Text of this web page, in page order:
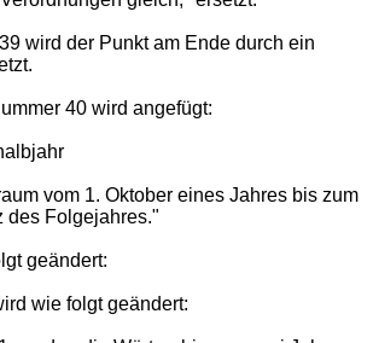
wird der Punkt am Ende durch ein
40 wird angefügt:
vom 1. Oktober eines Jahres bis zum
des Folgejahres."
geändert:
wie folgt geändert: